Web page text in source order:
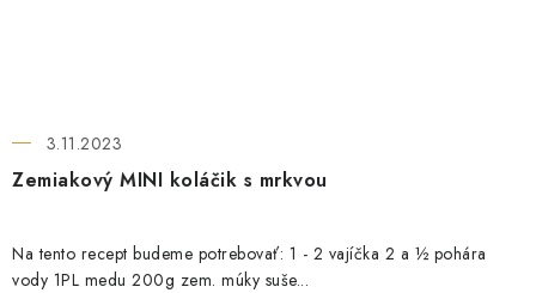
Zemiakový MINI koláčik s mrkvou
3.11.2023
Na tento recept budeme potrebovať: 1 - 2 vajíčka 2 a ½ pohára
vody 1PL medu 200g zem. múky suše...